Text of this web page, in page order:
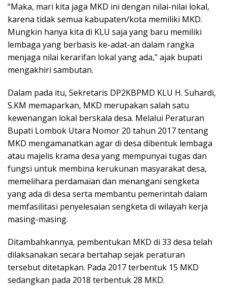
“Maka, mari kita jaga MKD ini dengan nilai-nilai lokal,
karena tidak semua kabupaten/kota memiliki MKD.
Mungkin hanya kita di KLU saja yang baru memiliki
lembaga yang berbasis ke-adat-an dalam rangka
menjaga nilai kerarifan lokal yang ada,” ajak bupati
mengakhiri sambutan.
Dalam pada itu, Sekretaris DP2KBPMD KLU H. Suhardi,
S.KM memaparkan, MKD merupakan salah satu
kewenangan lokal berskala desa. Melalui Peraturan
Bupati Lombok Utara Nomor 20 tahun 2017 tentang
MKD mengamanatkan agar di desa dibentuk lembaga
atau majelis krama desa yang mempunyai tugas dan
fungsi untuk membina kerukunan masyarakat desa,
memelihara perdamaian dan menangani sengketa
yang ada di desa serta membantu pemerintah dalam
memfasilitasi penyelesaian sengketa di wilayah kerja
masing-masing.
Ditambahkannya, pembentukan MKD di 33 desa telah
dilaksanakan secara bertahap sejak peraturan
tersebut ditetapkan. Pada 2017 terbentuk 15 MKD
sedangkan pada 2018 terbentuk 28 MKD.